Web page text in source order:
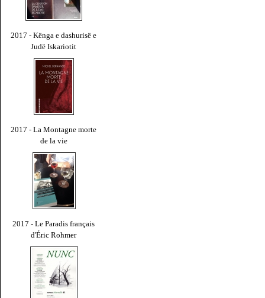
2017 - Kënga e dashurisë e
Judë Iskariotit
2017 - La Montagne morte
de la vie
2017 - Le Paradis français
d'Éric Rohmer